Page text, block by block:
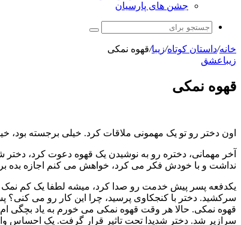
جشن های پارسیان
جستجو
خانه/داستان کوتاه/زیبا/قهوه نمکی
زیباعشق
قهوه نمکی
اون دختر رو تو یک مهمونی ملاقات کرد. خیلی برجسته بود،
آخر مهمانی، دختره رو به نوشیدن یک قهوه دعوت کرد،
نداشت و با خودش فکر می کرد، خواهش می کنم اجازه بده
یکدفعه پسر پیش خدمت رو صدا کرد، میشه لطفا یک کم نمک
سرکشید. دختر با کنجکاوی پرسید، چرا این کار رو می کنی؟
قهوه نمکی. حالا هر وقت قهوه نمکی می خورم به یاد بچگی
سرازیر شد. دختر شدیدا تحت تاثیر قرار گرفت. یک احساس